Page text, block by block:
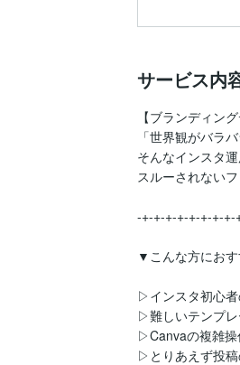
サービス内
【ブランディン
「世界観がバラ
そんなインスタ
スルーされない
-+-+-+-+-+-+-+-+-
▼こんな方にお
▷インスタ初心者
▷難しいテンプ
▷Canvaの複雑
▷とりあえず投稿